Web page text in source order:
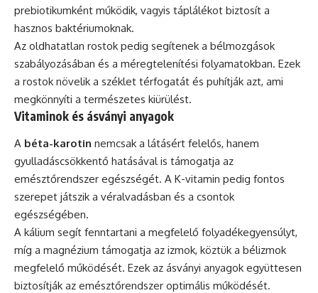
prebiotikumként működik, vagyis táplálékot biztosít a
hasznos baktériumoknak.
Az oldhatatlan rostok pedig segítenek a bélmozgások
szabályozásában és a méregtelenítési folyamatokban. Ezek
a rostok növelik a széklet térfogatát és puhítják azt, ami
megkönnyíti a természetes kiürülést.
Vitaminok és ásványi anyagok
A béta-karotin nemcsak a látásért felelős, hanem
gyulladáscsökkentő hatásával is támogatja az
emésztőrendszer egészségét. A K-vitamin pedig fontos
szerepet játszik a véralvadásban és a csontok
egészségében.
A kálium segít fenntartani a megfelelő folyadékegyensúlyt,
míg a magnézium támogatja az izmok, köztük a bélizmok
megfelelő működését. Ezek az ásványi anyagok együttesen
biztosítják az emésztőrendszer optimális működését.